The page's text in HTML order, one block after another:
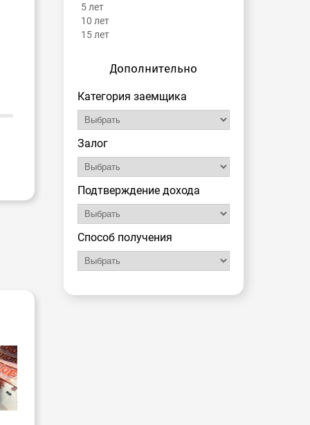
5 лет
10 лет
15 лет
Дополнительно
Категория заемщика
Залог
Подтверждение дохода
Способ получения